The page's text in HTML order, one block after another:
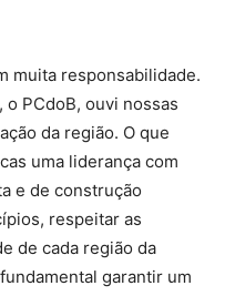
muita responsabilidade.
PCdoB, ouvi nossas
da região. O que
uma liderança com
e de construção
respeitar as
de cada região da
garantir um